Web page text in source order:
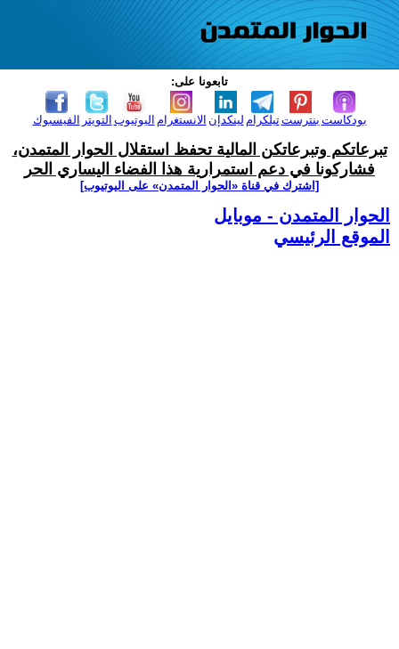
تابعونا على:
الفيسبوك التويتر اليوتيوب الانستغرام لينكدإن تيلكرامبنترست بودكاست
تبرعاتكم وتبرعاتكن المالية تحفظ استقلال الحوار المتمدن،
فشاركونا في دعم استمرارية هذا الفضاء اليساري الحر
[اشترك في قناة ‫«الحوار المتمدن» على اليوتيوب]
الحوار المتمدن - موبايل
الموقع الرئيسي